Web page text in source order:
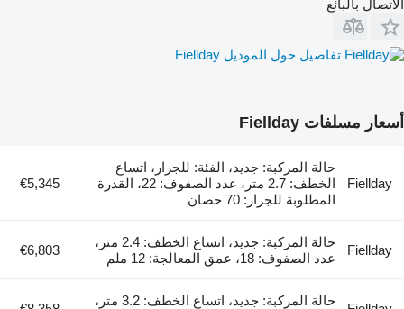
الاتصال بالبائع
تفاصيل حول الموديل Fiellday
أسعار مسلفات Fiellday
Fiellday
حالة المركبة: جديد، الفئة: للجرار، اتساع
الخطف: 2.7 متر، عدد الصفوف: 22، القدرة
المطلوبة للجرار: 70 حصان
€5,345
Fiellday
حالة المركبة: جديد، اتساع الخطف: 2.4 متر،
عدد الصفوف: 18، عمق المعالجة: 12 ملم
€6,803
حالة المركبة: جديد، اتساع الخطف: 3.2 متر،